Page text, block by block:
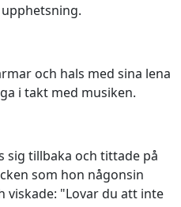
och hals med sina lena
i takt med musiken.
sig tillbaka och tittade på
som hon någonsin
viskade: "Lovar du att inte